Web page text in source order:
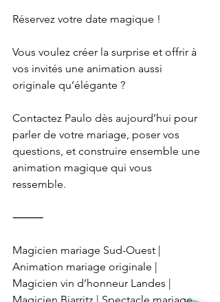
Réservez votre date magique !
Vous voulez créer la surprise et offrir à
vos invités une animation aussi
originale qu’élégante ?
Contactez Paulo dès aujourd’hui pour
parler de votre mariage, poser vos
questions, et construire ensemble une
animation magique qui vous
ressemble.
⸻
Magicien mariage Sud-Ouest |
Animation mariage originale |
Magicien vin d’honneur Landes |